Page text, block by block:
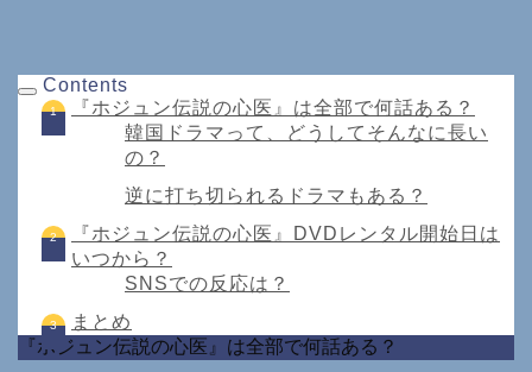
Contents
『ホジュン伝説の心医』は全部で何話ある？
韓国ドラマって、どうしてそんなに長い
の？
逆に打ち切られるドラマもある？
『ホジュン伝説の心医』DVDレンタル開始日は
いつから？
SNSでの反応は？
まとめ
『ホジュン伝説の心医』は全部で何話ある？